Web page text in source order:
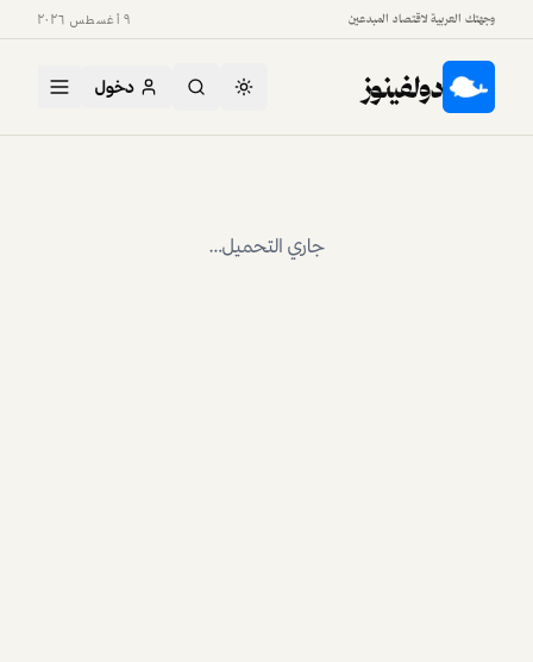
وجهتك العربية لاقتصاد المبدعين ٩ أغسطس ٢٠٢٦
دولفينوز دخول
جاري التحميل…